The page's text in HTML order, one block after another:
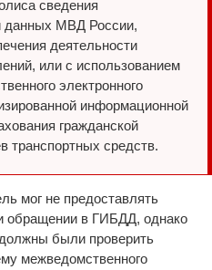
сведения
данных МВД России,
деятельности
или с использованием
электронного
информационной
гражданской
транспортных средств.
мог не предоставлять
обращении в ГИБДД, однако
были проверить
межведомственного